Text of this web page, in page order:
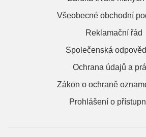
Všeobecné obchodní
Reklamační řád
Společenská
Ochrana údajů a
Zákon o ochraně
Prohlášení o